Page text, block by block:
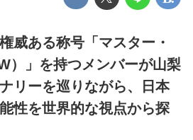
威ある称号「マスター・
）」を持つメンバーが山梨
リーを巡りながら、日本
性を世界的な視点から探